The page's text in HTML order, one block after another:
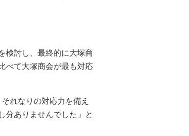
検討し、最終的に大塚商
べて大塚商会が最も対応
れなりの対応力を備え
分ありませんでした」と